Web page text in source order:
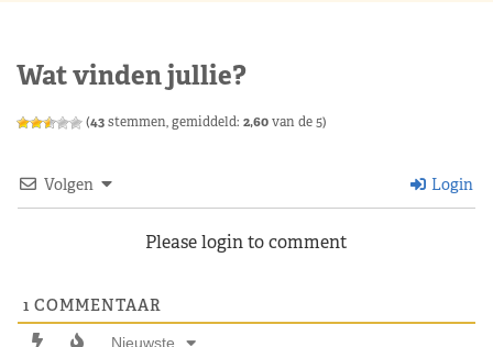
Wat vinden jullie?
(43stemmen, gemiddeld: 2,60van de 5)
Volgen Login
Please login to comment
1 COMMENTAAR
Nieuwste